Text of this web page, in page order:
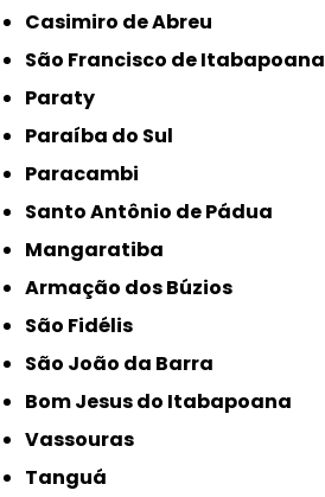
Casimiro de Abreu
São Francisco de Itabapoana
Paraty
Paraíba do Sul
Paracambi
Santo Antônio de Pádua
Mangaratiba
Armação dos Búzios
São Fidélis
São João da Barra
Bom Jesus do Itabapoana
Vassouras
Tanguá